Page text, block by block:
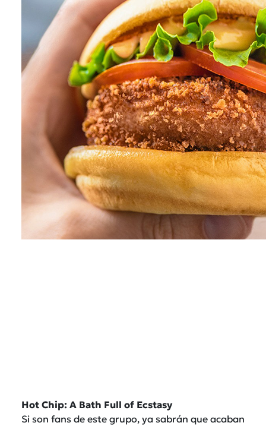
Hot Chip: A Bath Full of Ecstasy
Si son fans de este grupo, ya sabrán que acaban